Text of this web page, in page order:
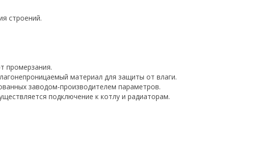
строений.
промерзания.
материал для защиты от влаги.
заводом-производителем параметров.
подключение к котлу и радиаторам.